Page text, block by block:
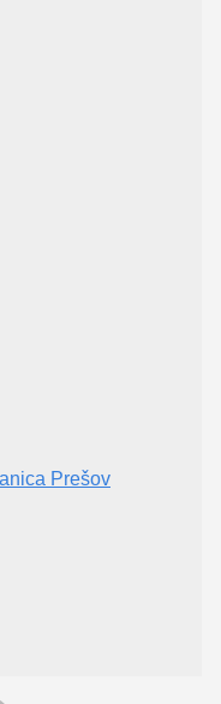
Prešov